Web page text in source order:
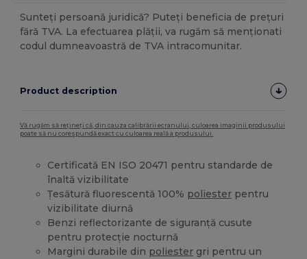
Sunteți persoană juridică? Puteți beneficia de prețuri
fără TVA. La efectuarea plății, va rugăm să menționati
codul dumneavoastră de TVA intracomunitar.
Product description
Vă rugăm să rețineți că, din cauza calibrării ecranului, culoarea imaginii produsului
poate să nu corespundă exact cu culoarea reală a produsului.
Certificată EN ISO 20471 pentru standarde de
înaltă vizibilitate
Țesătură fluorescentă 100% poliester pentru
vizibilitate diurnă
Benzi reflectorizante de siguranță cusute
pentru protecție nocturnă
Margini durabile din poliester gri pentru un